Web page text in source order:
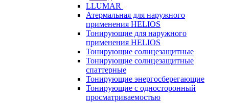
LLUMAR
Атермальная для наружного
применения HELIOS
Тонирующие для наружного
применения HELIOS
Тонирующие солнцезащитные
Тонирующие солнцезащитные
спаттерные
Тонирующие энергосберегающие
Тонирующие с односторонный
просматриваемостью